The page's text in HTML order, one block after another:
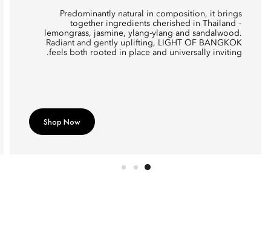
Predominantly natural in composition, it brings
together ingredients cherished in Thailand –
lemongrass, jasmine, ylang-ylang and sandalwood.
Radiant and gently uplifting, LIGHT OF BANGKOK
feels both rooted in place and universally inviting.
Shop Now